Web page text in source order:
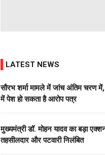
LATEST NEWS
सौरभ शर्मा मामले में जांच अंतिम चरण में,
में पेश हो सकता है आरोप पत्र
मुख्यमंत्री डॉ. मोहन यादव का बड़ा
तहसीलदार और पटवारी निलंबित